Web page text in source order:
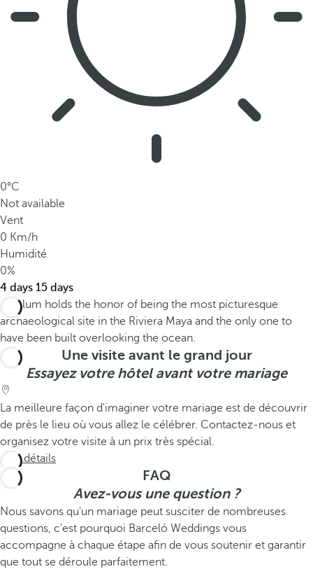
0°C
Not available
Vent
0 Km/h
Humidité
0%
4 days 15 days
Une visite avant le grand jour
Essayez votre hôtel avant votre mariage
La meilleure façon d'imaginer votre mariage est de découvrir
de près le lieu où vous allez le célébrer. Contactez-nous et
organisez votre visite à un prix très spécial.
Voir détails
FAQ
Avez-vous une question ?
Nous savons qu'un mariage peut susciter de nombreuses
questions, c'est pourquoi Barceló Weddings vous
accompagne à chaque étape afin de vous soutenir et garantir
que tout se déroule parfaitement.